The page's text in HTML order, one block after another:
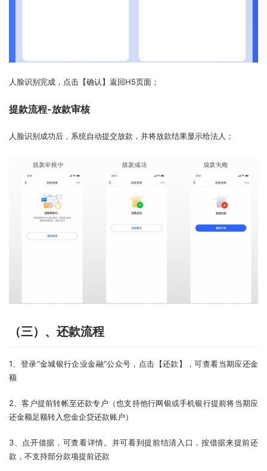
人脸识别完成，点击【确认】返回H5页面；
提款流程-放款审核
人脸识别成功后，系统自动提交放款，并将放款结果显示给法人；
（三）、还款流程
1、登录“金城银行企业金融”公众号，点击【还款】，可查看当期应还金
额
2、客户提前转帐至还款专户（也支持他行网银或手机银行提前将当期应
还金额足额转入您金企贷还款账户）
3、点开借据，可查看详情。并可看到提前结清入口，按借据来提前还
款，不支持部分款项提前还款